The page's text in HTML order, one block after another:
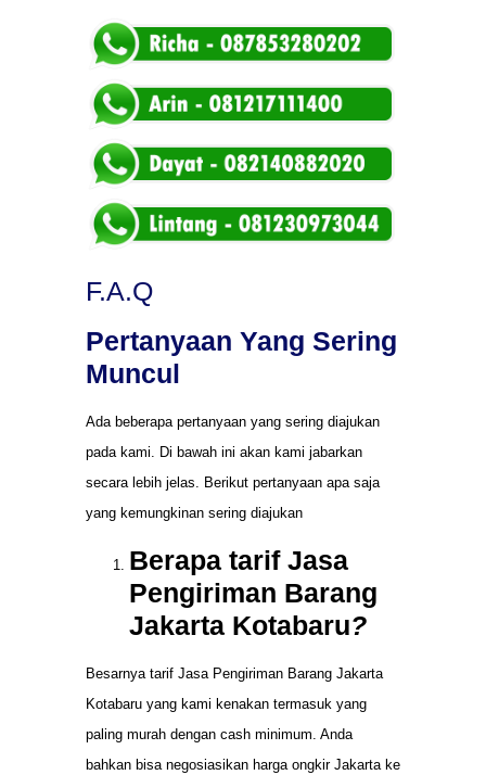
F.A.Q
Pertanyaan Yang Sering
Muncul
Ada beberapa pertanyaan yang sering diajukan
pada kami. Di bawah ini akan kami jabarkan
secara lebih jelas. Berikut pertanyaan apa saja
yang kemungkinan sering diajukan
Berapa tarif Jasa
Pengiriman Barang
Jakarta Kotabaru?
Besarnya tarif Jasa Pengiriman Barang Jakarta
Kotabaru yang kami kenakan termasuk yang
paling murah dengan cash minimum. Anda
bahkan bisa negosiasikan harga ongkir Jakarta ke